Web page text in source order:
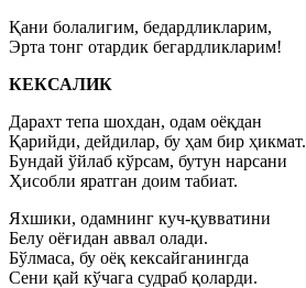
Қани болалигим, бедардликларим,
Эрта тонг отардик бегардликларим!
КЕКСАЛИК
Дарахт тепа шохдан, одам оёқдан
Қарийди, дейдилар, бу ҳам бир ҳикмат.
Бундай ўйлаб кўрсам, бутун нарсани
Ҳисобли яратган доим табиат.
Яхшики, одамнинг куч-қувватини
Белу оёғидан аввал олади.
Бўлмаса, бу оёқ кексайганингда
Сени қай кўчага судраб қоларди.